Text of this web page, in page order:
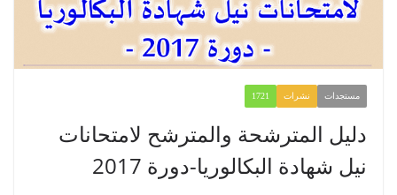
مستجدات نشرات 1721
​​​​دليل المترشحة والمترشح لامتحانات
نيل شهادة البكالوريا-دورة 2017